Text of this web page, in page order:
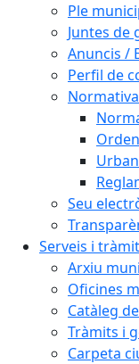
Ple
Juntes de
Anuncis /
Perfil de
Normativa
Seu
Serveis i
Arxiu
Oficines
Catàleg
Tràmits i
Carpeta